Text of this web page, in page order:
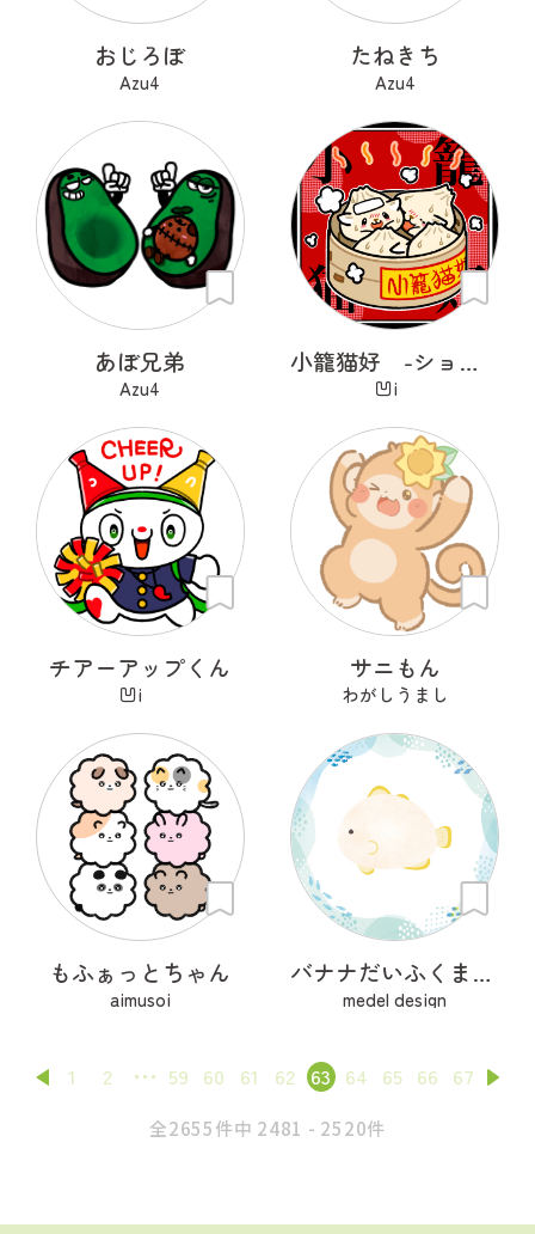
おじろぼ
Azu4
たねきち
Azu4
あぼ兄弟
Azu4
小籠猫好 -ショウロンニャンハオ-
凹i
チアーアップくん
凹i
サニもん
わがしうまし
もふぁっとちゃん
aimusoi
バナナだいふくまのみ
medel design
1 2 59 60 61 62 63 64 65 66 67
全2655件中 2481 - 2520件